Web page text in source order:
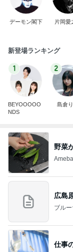
デーモン閣下 片岡愛
新登場ランキング
1
BEYOOOOO
NDS
2
島倉
野菜
広島
ブル
仕事